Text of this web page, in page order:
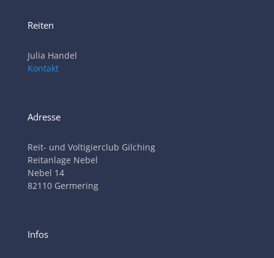
Reiten
Julia Handel
Kontakt
Adresse
Reit- und Voltigierclub Gilching
Reitanlage Nebel
Nebel 14
82110 Germering
Infos